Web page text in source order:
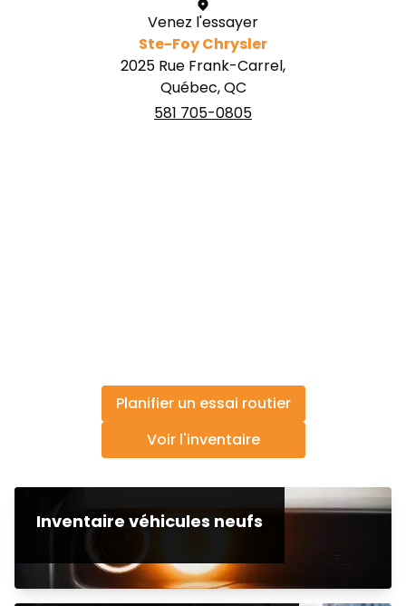
Venez l'essayer
Ste-Foy Chrysler
2025 Rue Frank-Carrel,
Québec, QC
581 705-0805
Planifier un essai routier
Voir l'inventaire
Inventaire véhicules neufs